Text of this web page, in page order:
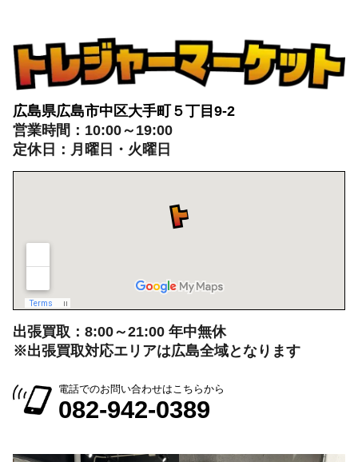
広島県広島市中区大手町５丁目9-2
営業時間：10:00～19:00
定休日：月曜日・火曜日
出張買取：8:00～21:00 年中無休
※出張買取対応エリアは広島全域となります
電話でのお問い合わせはこちらから
082-942-0389